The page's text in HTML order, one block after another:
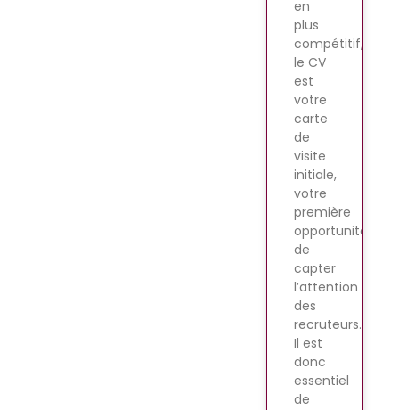
en
plus
compétitif,
le CV
est
votre
carte
de
visite
initiale,
votre
première
opportunité
de
capter
l’attention
des
recruteurs.
Il est
donc
essentiel
de